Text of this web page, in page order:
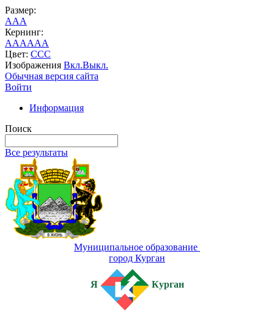
Размер:
AAA
Кернинг:
AAAAAA
Цвет: CCC
Изображения Вкл.Выкл.
Обычная версия сайта
Войти
Информация
Поиск
Все результаты
Муниципальное образование
город Курган
Я Курган